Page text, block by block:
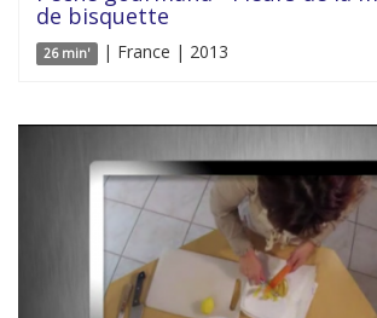
de bisquette
26 min' | France | 2013